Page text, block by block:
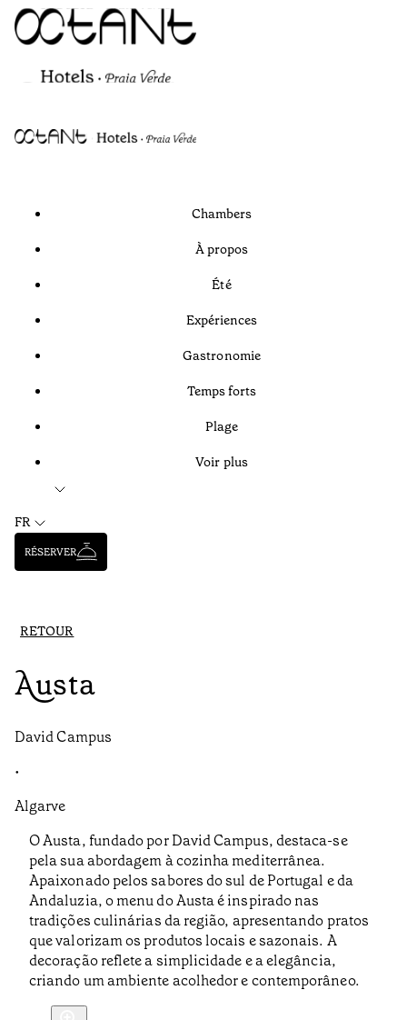
Chambers
À propos
Été
Expériences
Gastronomie
Temps forts
Plage
Voir plus
FR
RÉSERVER
RETOUR
Austa
David Campus
•
Algarve
O Austa, fundado por David Campus, destaca-se
pela sua abordagem à cozinha mediterrânea.
Apaixonado pelos sabores do sul de Portugal e da
Andaluzia, o menu do Austa é inspirado nas
tradições culinárias da região, apresentando pratos
que valorizam os produtos locais e sazonais. A
decoração reflete a simplicidade e a elegância,
criando um ambiente acolhedor e contemporâneo.​